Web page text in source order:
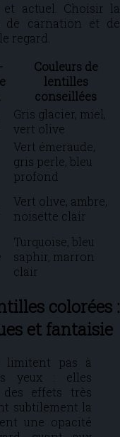
actuel. Choisir la
de carnation et de
regard.
Couleurs de
lentilles
conseillées
Gris glacier, miel,
vert olive
Vert émeraude,
gris perle, bleu
profond
Vert olive, ambre,
noisette clair
Turquoise, bleu
saphir, marron
clair
colorées :
et fantaisie
limitent pas à
yeux : elles
effets très
subtilement la
une opacité